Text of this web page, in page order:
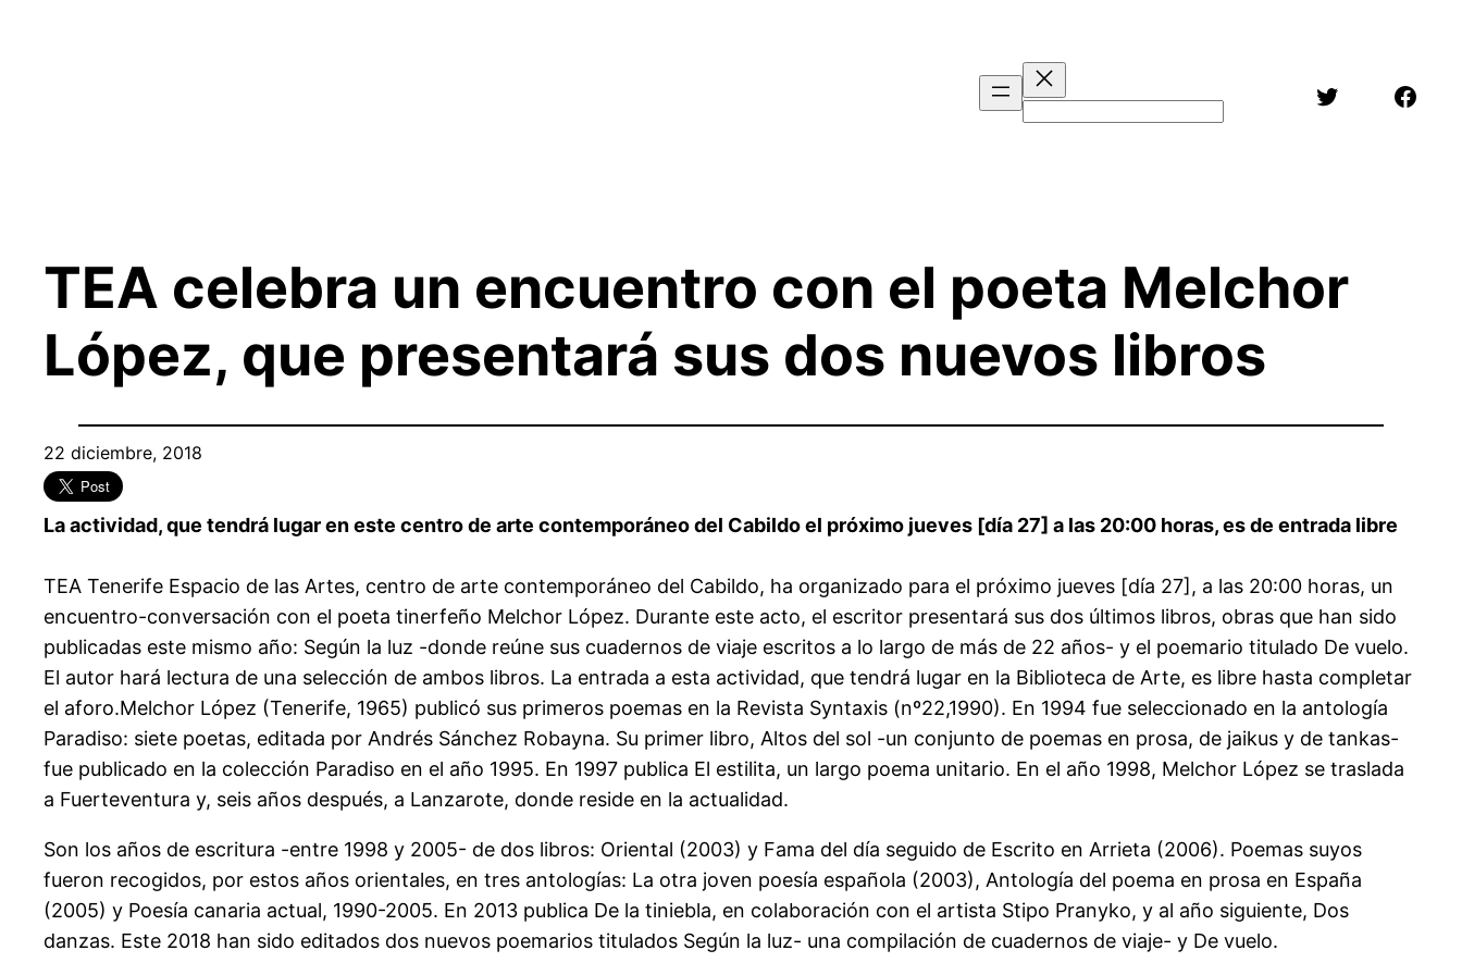
Twitter
Buscar
TEA celebra un encuentro con el poeta Melchor
López, que presentará sus dos nuevos libros
22 diciembre, 2018
La actividad, que tendrá lugar en este centro de arte contemporáneo del Cabildo el próximo jueves [día 27] a las 20:00 horas, es de entrada libre
TEA Tenerife Espacio de las Artes, centro de arte contemporáneo del Cabildo, ha organizado para el próximo jueves [día 27], a las 20:00 horas, un
encuentro-conversación con el poeta tinerfeño Melchor López. Durante este acto, el escritor presentará sus dos últimos libros, obras que han sido
publicadas este mismo año: Según la luz -donde reúne sus cuadernos de viaje escritos a lo largo de más de 22 años- y el poemario titulado De vuelo.
El autor hará lectura de una selección de ambos libros. La entrada a esta actividad, que tendrá lugar en la Biblioteca de Arte, es libre hasta completar
el aforo.Melchor López (Tenerife, 1965) publicó sus primeros poemas en la Revista Syntaxis (nº22,1990). En 1994 fue seleccionado en la antología
Paradiso: siete poetas, editada por Andrés Sánchez Robayna. Su primer libro, Altos del sol -un conjunto de poemas en prosa, de jaikus y de tankas-
fue publicado en la colección Paradiso en el año 1995. En 1997 publica El estilita, un largo poema unitario. En el año 1998, Melchor López se traslada
a Fuerteventura y, seis años después, a Lanzarote, donde reside en la actualidad.
Son los años de escritura -entre 1998 y 2005- de dos libros: Oriental (2003) y Fama del día seguido de Escrito en Arrieta (2006). Poemas suyos
fueron recogidos, por estos años orientales, en tres antologías: La otra joven poesía española (2003), Antología del poema en prosa en España
(2005) y Poesía canaria actual, 1990-2005. En 2013 publica De la tiniebla, en colaboración con el artista Stipo Pranyko, y al año siguiente, Dos
danzas. Este 2018 han sido editados dos nuevos poemarios titulados Según la luz- una compilación de cuadernos de viaje- y De vuelo.